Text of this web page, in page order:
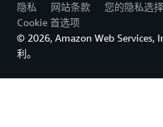
隐私 网站条款
您的隐私选择
Cookie 首选项
© 2026, Amazon Web Services,
利。